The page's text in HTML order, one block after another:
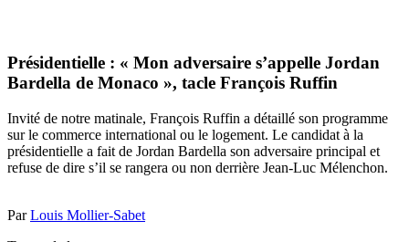
Présidentielle : « Mon adversaire s’appelle Jordan
Bardella de Monaco », tacle François Ruffin
Invité de notre matinale, François Ruffin a détaillé son programme
sur le commerce international ou le logement. Le candidat à la
présidentielle a fait de Jordan Bardella son adversaire principal et
refuse de dire s’il se rangera ou non derrière Jean-Luc Mélenchon.
ParLouis Mollier-Sabet